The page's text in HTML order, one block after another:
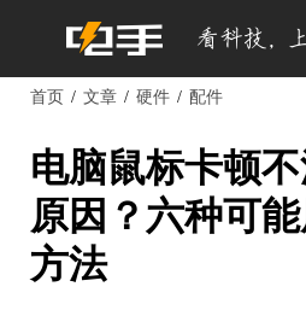
首页 文章 硬件 配件
电脑鼠标卡顿
原因？六种可
方法